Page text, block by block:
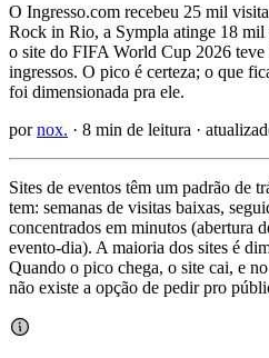
O Ingresso.com recebeu 25 mil
Rock in Rio, a Sympla atinge 18
o site do FIFA World Cup 2026
ingressos. O pico é certeza; o que
foi dimensionada pra ele.
pornox. · 8 min de leitura ·
Sites de eventos têm um padrão de
tem: semanas de visitas baixas,
concentrados em minutos (abertura
evento-dia). A maioria dos sites é
Quando o pico chega, o site cai, e
não existe a opção de pedir pro